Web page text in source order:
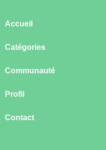
Accueil
Catégories
Communauté
Profil
Contact